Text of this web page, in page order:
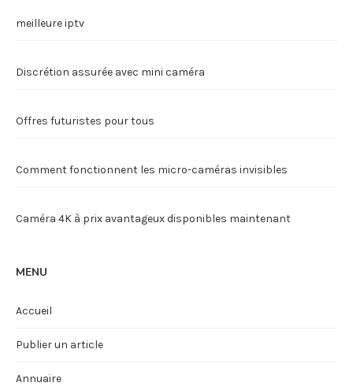
meilleure iptv
Discrétion assurée avec mini caméra
Offres futuristes pour tous
Comment fonctionnent les micro-caméras invisibles
Caméra 4K à prix avantageux disponibles maintenant
MENU
Accueil
Publier un article
Annuaire